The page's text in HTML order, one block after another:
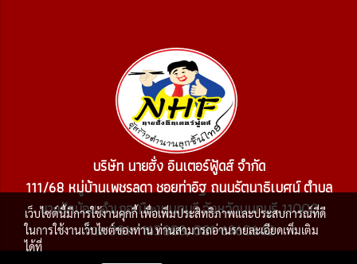
บริษัท นายฮั่ง อินเตอร์ฟู้ดส์ จำกัด
111/68 หมู่บ้านเพชรลดา ชอยท่าอิฐ ถนนรัตนาธิเบศน์ ตำบล
บางรักน้อย อำเภอเมืองนนทบุรี จังหวัดนนทบุรี 11000
โทร 081-1163888, 081-6960642
เว็บไซต์นี้มีการใช้งานคุกกี้ เพื่อเพิ่มประสิทธิภาพและประสบการณ์ที่ดี
ในการใช้งานเว็บไซต์ของท่าน ท่านสามารถอ่านรายละเอียดเพิ่มเติม
ได้ที่